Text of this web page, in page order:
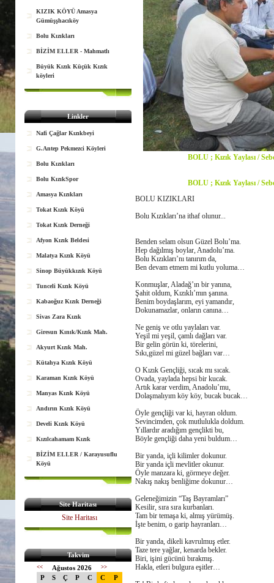
KIZIK KÖYÜ Amasya
Gümüşşhacıköy
Bolu Kızıkları
BİZİM ELLER - Mahmatlı
Büyük Kızık Küçük Kızık
köyleri
Linkler
Nafi Çağlar Kızıkbeyi
G.Antep Pekmezci Köyleri
Bolu Kızıkları
Bolu KızıkSpor
Amasya Kızıkları
Tokat Kızık Köyü
Tokat Kızık Derneği
Afyon Kızık Beldesi
Malatya Kızık Köyü
Sinop Büyükkızık Köyü
Tunceli Kızık Köyü
Kabaoğuz Kızık Derneği
Sivas Zara Kızık
Giresun Kınık/Kızık Mah.
Akyurt Kızık Mah.
Kütahya Kızık Köyü
Karaman Kızık Köyü
Manyas Kızık Köyü
Andırın Kızık Köyü
Develi Kızık Köyü
Kızılcahamam Kızık
BİZİM ELLER / Karayusuflu
Köyü
Site Haritası
Site Haritası
Takvim
<< Ağustos 2026 >>
P S Ç P C C P
BOLU ; Kızık Yaylası /
BOLU ; Kızık Yaylası /
BOLU KIZIKLARI
Bolu Kızıkları’na ithaf olunur...
Benden selam olsun Güzel Bolu’ma.
Hep dağılmış boylar, Anadolu’ma.
Bolu Kızıkları’nı tanırım da,
Ben devam etmem mi kutlu yoluma…
Konmuşlar, Aladağ’ın bir yanına,
Şahit oldum, Kızıklı’mın şanına.
Benim boydaşlarım, eyi yamandır,
Dokunamazlar, onların canına…
Ne geniş ve otlu yaylaları var.
Yeşil mi yeşil, çamlı dağları var.
Bir gelin görün ki, törelerini,
Sıkı,güzel mi güzel bağları var…
O Kızık Gençliği, sıcak mı sıcak.
Ovada, yaylada hepsi bir kucak.
Artık karar verdim, Anadolu’mu,
Dolaşmalıyım köy köy, bucak bucak…
Öyle gençliği var ki, hayran oldum.
Sevincimden, çok mutlulukla doldum.
Yıllardır aradığım gençlikti bu,
Böyle gençliği daha yeni buldum…
Bir yanda, içli kilimler dokunur.
Bir yanda içli mevlitler okunur.
Öyle manzara ki, görmeye değer.
Nakış nakış benliğime dokunur…
Geleneğimizin “Taş Bayramları”
Kesilir, sıra sıra kurbanları.
Tam bir temaşa ki, almış yürümüş.
İşte benim, o garip hayranları…
Bir yanda, dikeli kavrulmuş etler.
Taze tere yağlar, kenarda bekler.
Biri, işini gücünü bırakmış.
Hakla, etleri bulgura eşitler…